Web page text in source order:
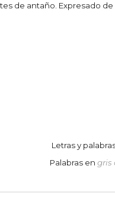
de antaño. Expresado
Letras y
Palabras en gris